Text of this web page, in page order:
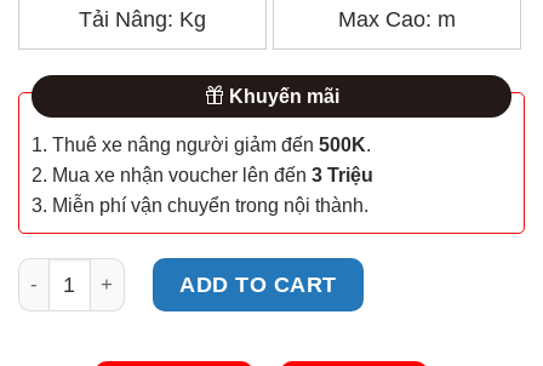
Tải Nâng: Kg Max Cao: m
Khuyến mãi
1. Thuê xe nâng người giảm đến 500K.
2. Mua xe nhận voucher lên đến 3 Triệu
3. Miễn phí vận chuyển trong nội thành.
Pin Lithium Xe Nâng Người SuperV 24V 230Ah (SVA24-
ADD TO CART